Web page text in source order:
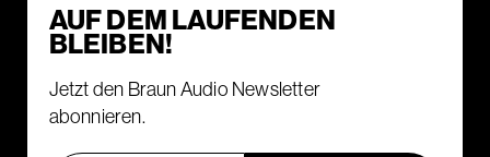
AUF DEM LAUFENDEN
BLEIBEN!
Jetzt den Braun Audio Newsletter
abonnieren.